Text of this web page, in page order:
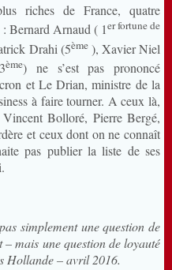
riches de France, quatre
Bernard Arnaud ( 1er fortune de
Drahi (5ème), Xavier Niel
ème) ne s’est pas prononcé
et Le Drian, ministre de la
à faire tourner. A ceux là,
Bolloré, Pierre Bergé,
et ceux dont on ne connaît
pas publier la liste de ses
simplement une question de
mais une question de loyauté
Hollande – avril 2016.